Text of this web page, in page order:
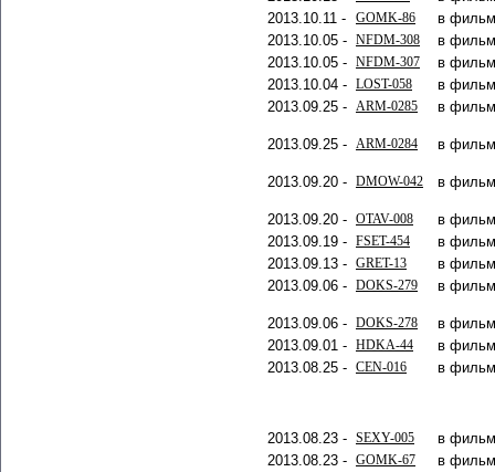
2013.10.11 -
GOMK-86
в
2013.10.05 - NFDM-308
в
2013.10.05 - NFDM-307
в
2013.10.04 - LOST-058
в
2013.09.25 - ARM-0285 в
2013.09.25 - ARM-0284 в
2013.09.20 - DMOW-042 в
2013.09.20 - OTAV-008
в
2013.09.19 - FSET-454
в
2013.09.13 - GRET-13
в
2013.09.06 - DOKS-279 в
2013.09.06 - DOKS-278
в
2013.09.01 - HDKA-44
в
2013.08.25 - CEN-016 в
2013.08.23 - SEXY-005
в
2013.08.23 - GOMK-67
в